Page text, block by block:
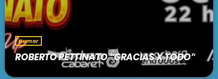
Humor
ROBERTO PETTINATO “GRACIAS X TODO”